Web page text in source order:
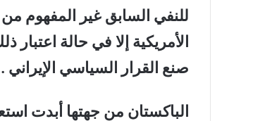
للنفي السابق غير المفهوم من
الأمريكية إلا في حالة
صنع القرار السياسي الإيراني .
الباكستان من جهتها أبدت